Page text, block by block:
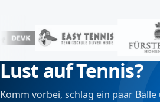
Lust auf Tennis?
Komm vorbei, schlag ein paar